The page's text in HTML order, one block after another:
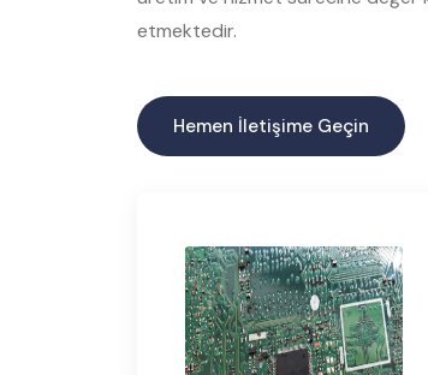
etmektedir.
Hemen İletişime Geçin